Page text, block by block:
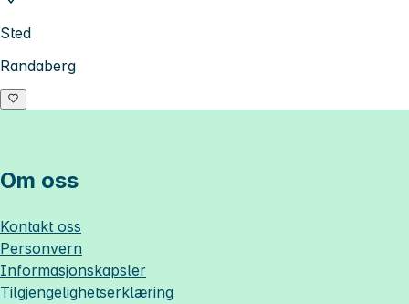
Sted
Randaberg
Om oss
Kontakt oss
Personvern
Informasjonskapsler
Tilgjengelighetserklæring